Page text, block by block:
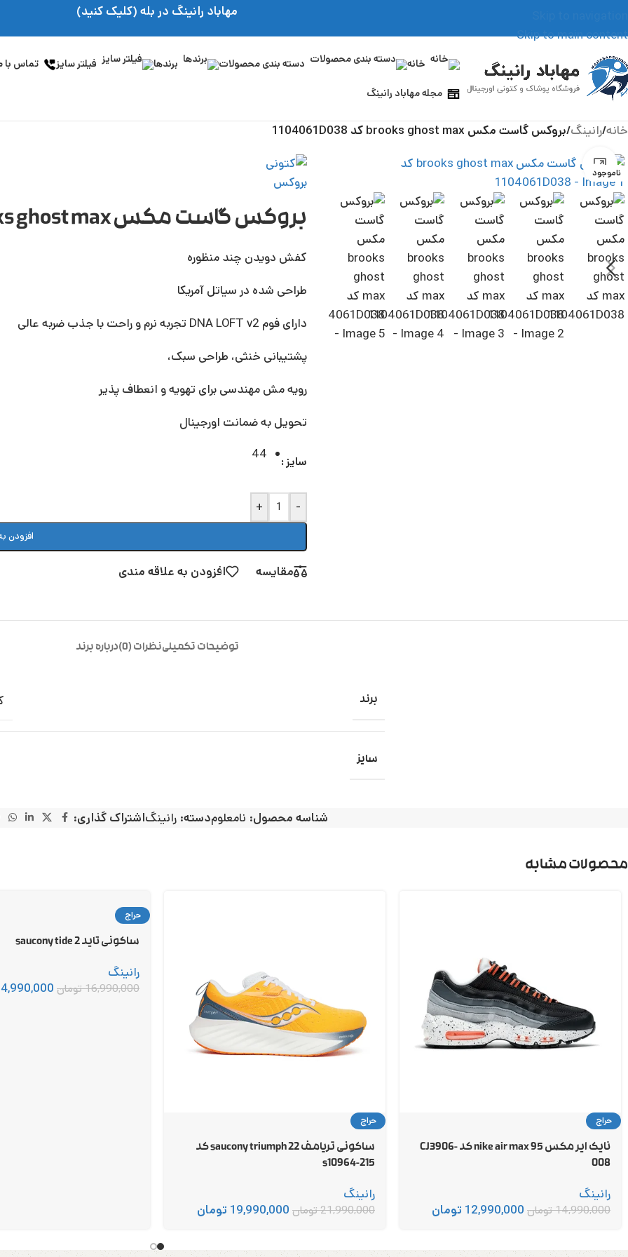
Skip to main content
مهاباد رانینگ در بله (کلیک کنید)
خانه دسته بندی محصولات برندها فیلتر سایز تماس با
مجله مهاباد رانینگ
خانه/رانینگ/بروکس گاست مکس brooks ghost max کد 1104061D038
ناموجود
بزرگنمایی تصویر
بروکس گاست مکس brooks ghost max کد 1104061D038
کفش دویدن چند منظوره
طراحی شده در سیاتل آمریکا
دارای فوم DNA LOFT v2 تجربه نرم و راحت با جذب ضربه عالی
پشتیبانی خنثی، طراحی سبک،
رویه مش مهندسی برای تهویه و انعطاف پذیر
تحویل به ضمانت اورجینال
سایز 44
-
+
افزودن
مقایسه افزودن به علاقه مندی
توضیحات تکمیلینظرات (0) درباره برند
برند
سایز
شناسه محصول: نامعلومدسته: رانینگاشتراک گذاری:
محصولات مشابه
حراج
نایک ایر مکس 95 nike air max کد CJ3906-
008
رانینگ
14,990,000تومان 12,990,000 تومان
حراج
ساکونی تریامف 22 saucony triumph کد
s10964-215
رانینگ
21,990,000تومان 19,990,000 تومان
حراج
ساکونی تاید 2 saucony tide
رانینگ
16,990,000تومان